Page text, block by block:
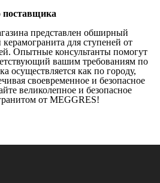
поставщика
представлен обширный
для ступеней от
Опытные консультанты помогут
вашим требованиям по
осуществляется как по городу,
своевременное и безопасное
великолепное и безопасное
от MEGGRES!